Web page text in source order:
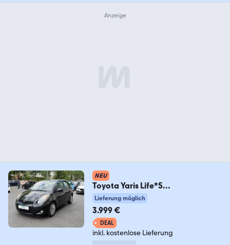
NEU
Toyota Yaris Life*5
Türen*LIMA*elektr Fenster &
Spiegel
Lieferung möglich
3.999 €
DEAL
inkl. kostenlose Lieferung